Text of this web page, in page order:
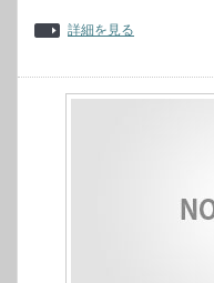
詳細を見る